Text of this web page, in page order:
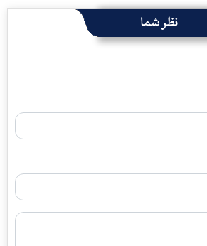
نظر شما